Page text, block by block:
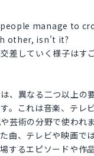
manage to
other, isn't it?
差していく様子はす
は、異なる二つ以上の
。これは音楽、テレ
芸術の分野で使われ
曲、テレビや映画で
するエピソードや作